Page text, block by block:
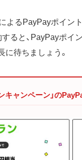
よるPayPayポイ
ると、PayPayポイ
待ちましょう。
キャンペーン」の